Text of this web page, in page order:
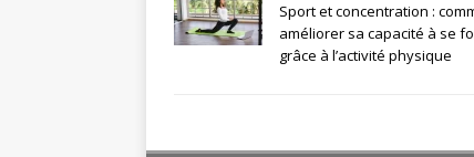
Sport et concentration :
améliorer sa capacité à se
grâce à l’activité physique